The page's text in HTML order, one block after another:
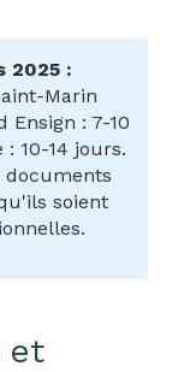
2025 :
Marin
Ensign : 7-10
10-14 jours.
documents
soient
et